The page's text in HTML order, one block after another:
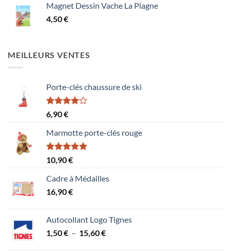
Magnet Dessin Vache La Plagne
4,50€
MEILLEURS VENTES
Porte-clés chaussure de ski
Note
4.00
5
6,90€
Marmotte porte-clés rouge
Note5.00
sur 5
10,90€
Cadre à Médailles
16,90€
Autocollant Logo Tignes
1,50€ – 15,60€Plage